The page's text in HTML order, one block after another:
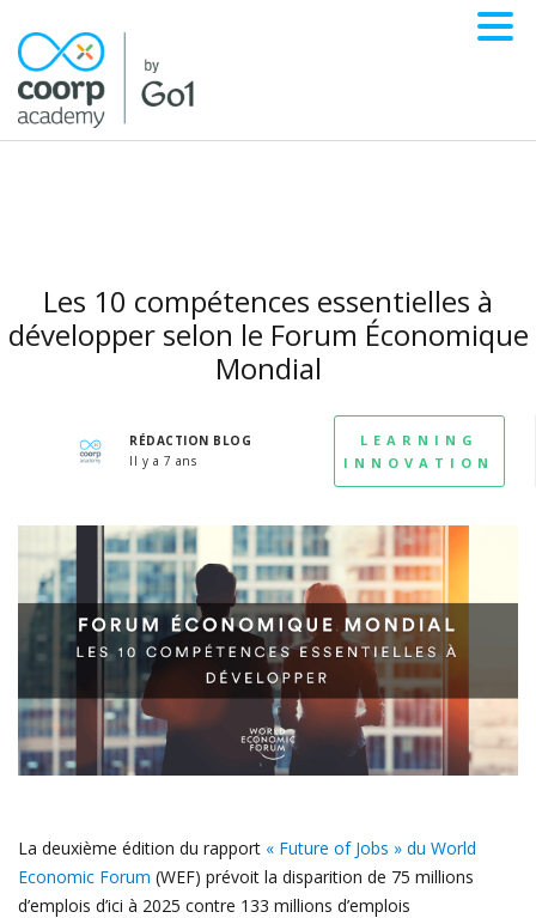
Les 10 compétences essentielles à
développer selon le Forum Économique
Mondial
RÉDACTION BLOG
Il y a 7 ans
LEARNING
INNOVATION
La deuxième édition du rapport « Future of Jobs » du World
Economic Forum (WEF) prévoit la disparition de 75 millions
d’emplois d’ici à 2025 contre 133 millions d’emplois